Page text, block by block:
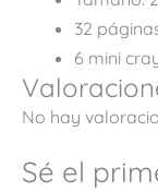
32
6 mini
No hay
Sé el